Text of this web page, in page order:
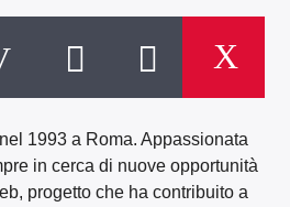
1993 a Roma. Appassionata
in cerca di nuove opportunità
progetto che ha contribuito a